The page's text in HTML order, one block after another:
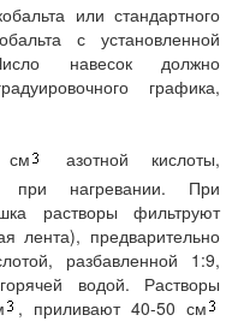
или стандартного
с установленной
навесок должно
графика,
азотной кислоты,
при нагревании. При
растворы фильтруют
лента), предварительно
разбавленной 1:9,
водой. Растворы
, приливают 40-50 см